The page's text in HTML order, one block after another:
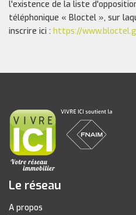
l'existence de la liste
téléphonique « Bloctel », sur
inscrire ici : https://
Le réseau
A propos